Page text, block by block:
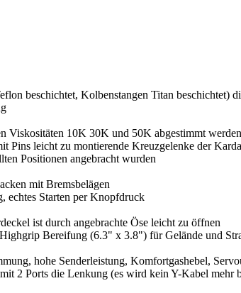
beschichtet, Kolbenstangen Titan beschichtet)
Viskositäten 10K 30K und 50K abgestimmt
Pins leicht zu montierende Kreuzgelenke der
Positionen angebracht wurden
mit Bremsbelägen
echtes Starten per Knopfdruck
ist durch angebrachte Öse leicht zu öffnen
Bereifung (6.3" x 3.8") für Gelände und
hohe Senderleistung, Komfortgashebel,
2 Ports die Lenkung (es wird kein Y-Kabel mehr